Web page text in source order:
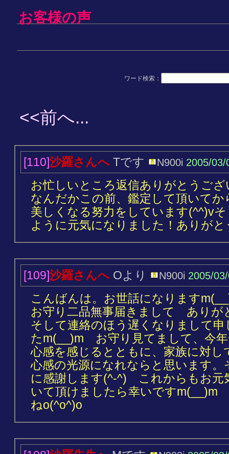
お客様の声
ワード検索：
<<前へ...
[110]沙羅さんへ Tです N900i 2005/03/
お忙しいところ返信ありがとうご
なんだかこの前、鑑定して頂いて
美しくなる努力をしています(^^)v
ように元気になりました！ありが
[109]沙羅さんへ Oより N900i 2005/
こんばんは。お世話になります
お守り二品無事届きまして あり
そして連絡のほう遅くなりまして
たm(__)m お守り見てまして、今
心感を感じるとともに、家族に対
心感の光源になれならと思います
に感謝します(^-^) これからもお元
いて頂けましたら幸いですm(__)m
ねo(^o^)o